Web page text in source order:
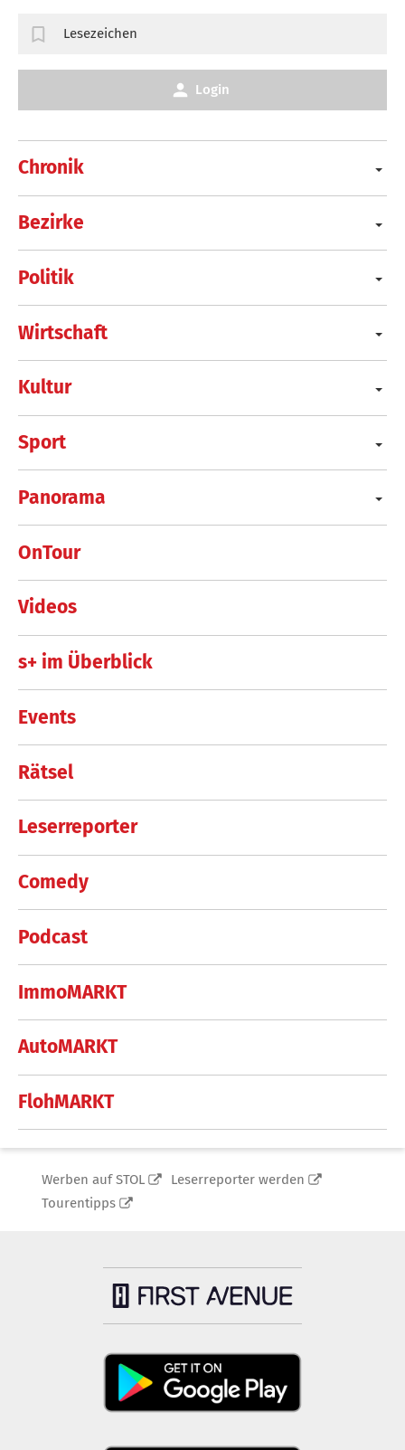
Chronik
Bezirke
Politik
Wirtschaft
Kultur
Sport
Panorama
OnTour
Videos
s+ im Überblick
Events
Rätsel
Leserreporter
Comedy
Podcast
ImmoMARKT
AutoMARKT
FlohMARKT
Lesezeichen
Login
Werben auf STOL
Leserreporter werden
Tourentipps